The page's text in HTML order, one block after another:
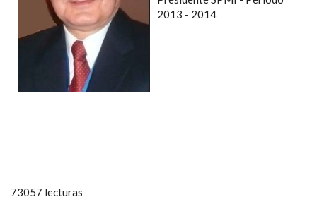
2013 - 2014
73057 lecturas